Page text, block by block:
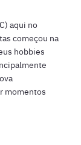
aqui no
começou na
hobbies
momentos